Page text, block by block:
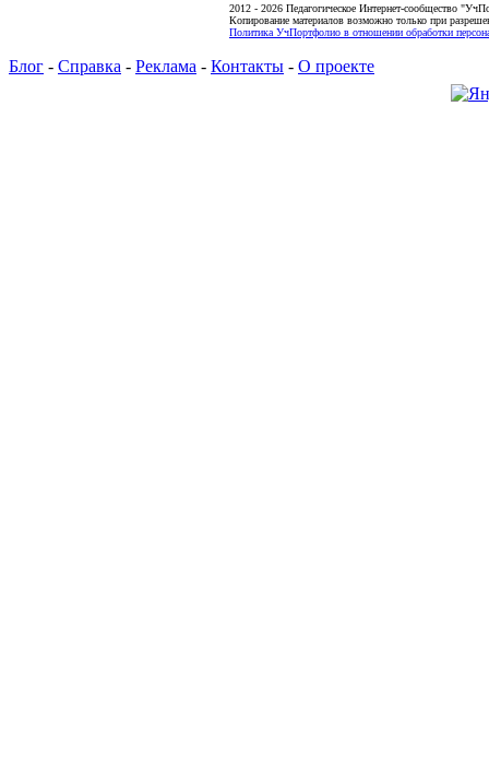
2012 - 2026 Педагогическое Интернет-сообщество
Копирование материалов возможно только при
Политика УчПортфолио в отношении обработки
Блог - Справка - Реклама - Контакты - О проекте